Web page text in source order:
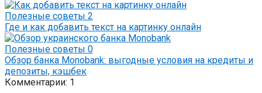
Полезные советы 2
Где и как добавить текст на картинку онлайн
Полезные советы 0
Обзор банка Monobank: выгодные условия на кредиты и
депозиты, кэшбек
Комментарии: 1